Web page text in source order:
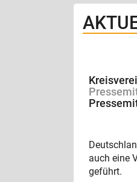
auch eine
geführt.